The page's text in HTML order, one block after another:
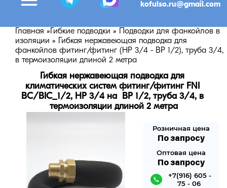
kofulso.ru@gmail.com
Главная »Гибкие подводки » Подводки для фанкойлов в
изоляции » Гибкая нержавеющая подводка для
фанкойлов фитинг/фитинг (НР 3/4 - ВР 1/2), труба 3/4,
в термоизоляции длиной 2 метра
Гибкая нержавеющая подводка для
климатических систем фитинг/фитинг FNI
BC/BIC_1/2, НР 3/4 на  ВР 1/2, труба 3/4, в
термоизоляции длиной 2 метра
Розничная цена
По запросу
Оптовая цена
По запросу
+7(916) 605 -
75 - 06